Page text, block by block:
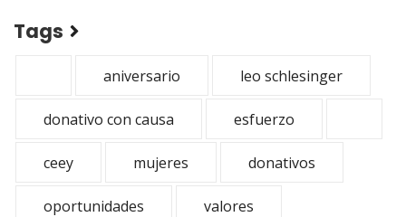
Tags
aniversario leo schlesinger
donativo con causa esfuerzo
ceey mujeres donativos
oportunidades valores